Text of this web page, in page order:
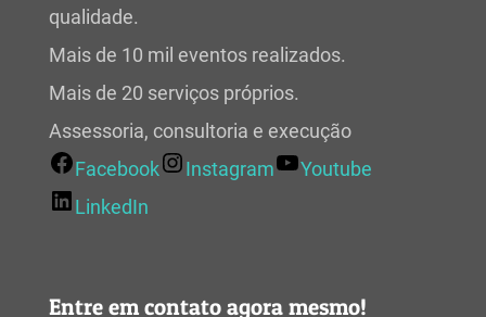
qualidade.
Mais de 10 mil eventos realizados.
Mais de 20 serviços próprios.
Assessoria, consultoria e execução
Facebook
Instagram
Youtube
LinkedIn
Entre em contato agora mesmo!